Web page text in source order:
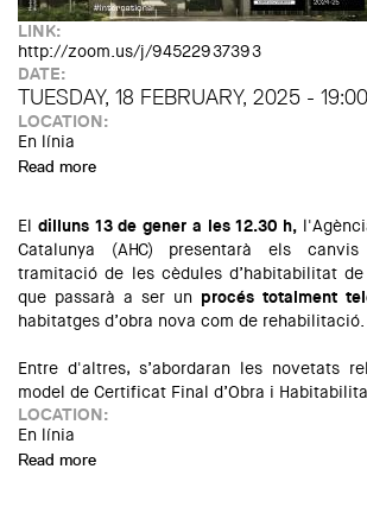
LINK:
http://zoom.us/j/94522937393
DATE:
TUESDAY, 18 FEBRUARY, 2025 - 19:00
LOCATION:
En línia
Read more
El dilluns 13 de gener a les 12.30 h,
Catalunya (AHC) presentarà els
tramitació de les cèdules d’habitabilitat
que passarà a ser un procés totalment
habitatges d’obra nova com de rehabilitació.
Entre d'altres, s’abordaran les novetats
model de Certificat Final d’Obra i
LOCATION:
En línia
Read more